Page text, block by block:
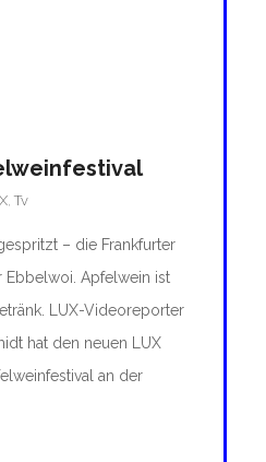
,Tv
– die Frankfurter
Ebbelwoi. Apfelwein ist
LUX-Videoreporter
hat den neuen LUX
an der